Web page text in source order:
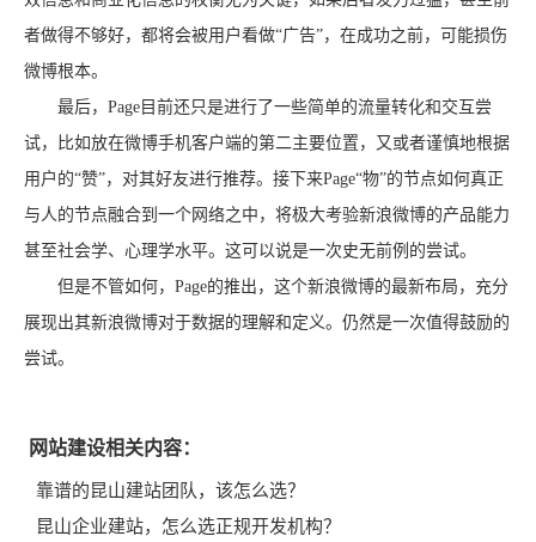
者做得不够好，都将会被用户看做“广告”，在成功之前，可能损伤
微博根本。
最后，Page目前还只是进行了一些简单的流量转化和交互尝
试，比如放在微博手机客户端的第二主要位置，又或者谨慎地根据
用户的“赞”，对其好友进行推荐。接下来Page“物”的节点如何真正
与人的节点融合到一个网络之中，将极大考验新浪微博的产品能力
甚至社会学、心理学水平。这可以说是一次史无前例的尝试。
但是不管如何，Page的推出，这个新浪微博的最新布局，充分
展现出其新浪微博对于数据的理解和定义。仍然是一次值得鼓励的
尝试。
网站建设相关内容：
靠谱的昆山建站团队，该怎么选？
昆山企业建站，怎么选正规开发机构？